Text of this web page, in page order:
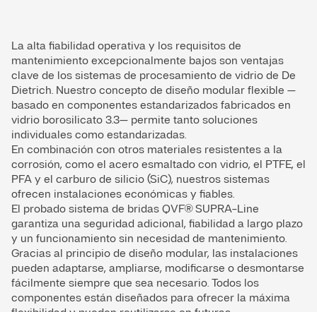
La alta fiabilidad operativa y los requisitos de
mantenimiento excepcionalmente bajos son ventajas
clave de los sistemas de procesamiento de vidrio de De
Dietrich. Nuestro concepto de diseño modular flexible —
basado en componentes estandarizados fabricados en
vidrio borosilicato 3.3— permite tanto soluciones
individuales como estandarizadas.
En combinación con otros materiales resistentes a la
corrosión, como el acero esmaltado con vidrio, el PTFE, el
PFA y el carburo de silicio (SiC), nuestros sistemas
ofrecen instalaciones económicas y fiables.
El probado sistema de bridas QVF® SUPRA-Line
garantiza una seguridad adicional, fiabilidad a largo plazo
y un funcionamiento sin necesidad de mantenimiento.
Gracias al principio de diseño modular, las instalaciones
pueden adaptarse, ampliarse, modificarse o desmontarse
fácilmente siempre que sea necesario. Todos los
componentes están diseñados para ofrecer la máxima